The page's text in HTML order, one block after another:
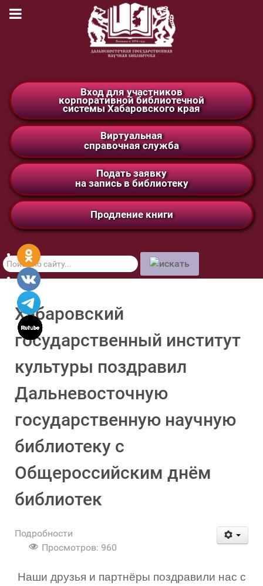
Вход для участников
корпоративной библиотечной
системы Хабаровского края
Виртуальная
справочная служба
Подать заявку
на запись в библиотеку
Продление книги
Поиск
по
сайту
Хабаровский
государственный институт
культуры поздравил
Дальневосточную
государственную научную
библиотеку с
Общероссийским днём
библиотек
Подробности
Просмотров: 960
Наши друзья и партнёры поздравили нас с